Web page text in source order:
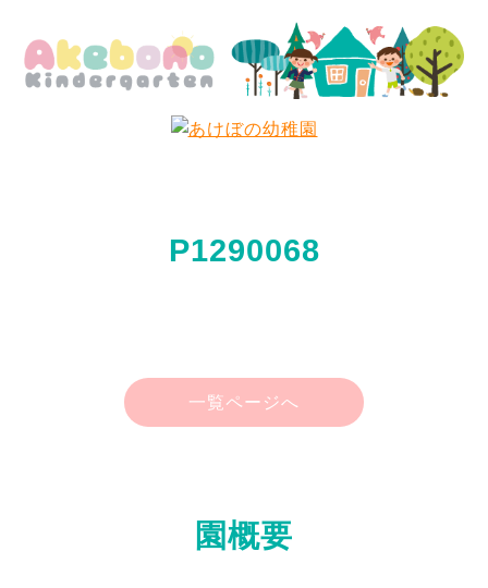
P1290068
一覧ページへ
園概要